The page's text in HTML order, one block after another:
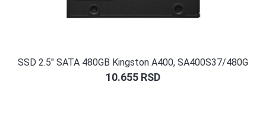
SSD 2.5″ SATA 480GB Kingston A400, SA400S37/480G
10.655 RSD